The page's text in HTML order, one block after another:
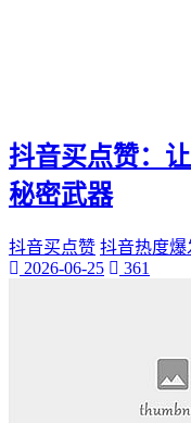
抖音买点赞：
秘密武器
抖音买点赞 抖音热度爆
2026-06-25
361